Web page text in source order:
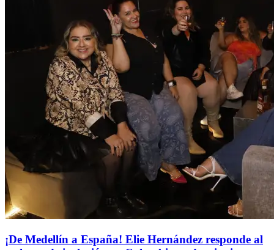
¡De Medellín a España! Elie Hernández responde al